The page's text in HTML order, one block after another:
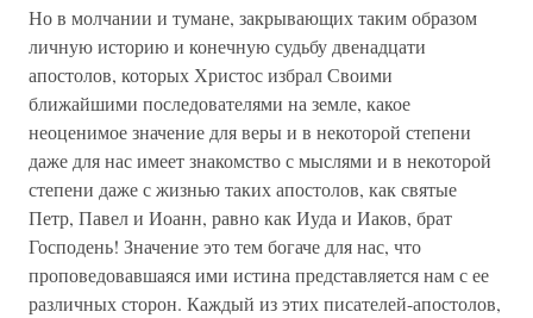
Но в молчании и тумане, закрывающих таким образом
личную историю и конечную судьбу двенадцати
апостолов, которых Христос избрал Своими
ближайшими последователями на земле, какое
неоценимое значение для веры и в некоторой степени
даже для нас имеет знакомство с мыслями и в некоторой
степени даже с жизнью таких апостолов, как святые
Петр, Павел и Иоанн, равно как Иуда и Иаков, брат
Господень! Значение это тем богаче для нас, что
проповедовавшаяся ими истина представляется нам с ее
различных сторон. Каждый из этих писателей-апостолов,